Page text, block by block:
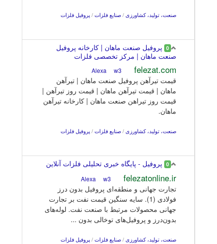
صنعت، تولید، کشاورزی / صنایع فلزات / پروفیل فلزات
0 پروفیل صنعت ماهان | کارخانه پروفیل
صنعت ماهان | مرکز تخصصی فلزات
felezat.com
w3
قیمت تیرآهن پروفیل صنعت ماهان | تیرآهن
ماهان | قیمت تیرآهن ماهان | قیمت روز تیرآهن |
قیمت روز تیراهن صنعت ماهان | کارخانه تیرآهن
ماهان.
صنعت، تولید، کشاورزی / صنایع فلزات / پروفیل فلزات
0 پروفیل - پایگاه خبری تحلیلی فلزات آنلاین
felezatonline.ir
w3
تجارت جهانی و منطقه‌ای پروفیل بدون درز
فولادی (1). سایه سنگین قیمت نفت بر تجارت
جهانی محصولات مرتبط با صنعت نفت. لوله‌های
بدون‌درز و پروفیل‌های توخالی بدون ...
صنعت، تولید، کشاورزی / صنایع فلزات / پروفیل فلزات